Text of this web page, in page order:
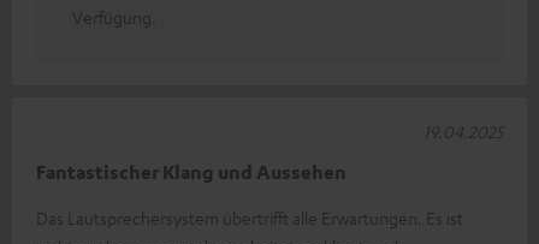
Verfügung.
Fantastischer Klang und Aussehen
Das Lautsprechersystem übertrifft alle Erwartungen. Es ist
19.04.2025